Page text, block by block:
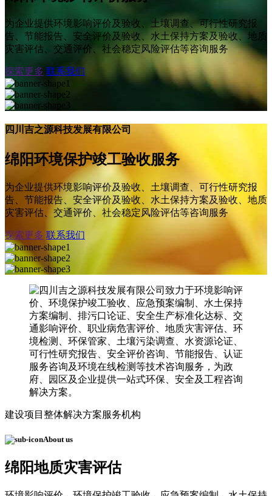
为企业提供环境影响评价及验收、土壤调查、可行性研究报
告、节能报告、安全评价及验收、水土保持方案及验收、地质
灾害评估、交通评价、社会稳定风险评估等咨询服务
探索更多 联系我们
四川吉之源科技发展有限公司
绵阳环境保护竣工验收服务
为企业提供环境影响评价及验收、土壤调查、可行性研究报
告、节能报告、安全评价及验收、水土保持方案及验收、地质
灾害评估、交通评价、社会稳定风险评估等咨询服务
探索更多 联系我们
建设项目整体解决方案服务机构
About us
绵阳地质灾害评估